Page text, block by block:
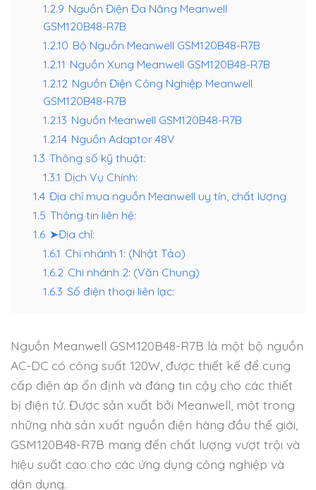
1.2.9 Nguồn Điện Đa Năng Meanwell
GSM120B48-R7B
1.2.10 Bộ Nguồn Meanwell GSM120B48-R7B
1.2.11 Nguồn Xung Meanwell GSM120B48-R7B
1.2.12 Nguồn Điện Công Nghiệp Meanwell
GSM120B48-R7B
1.2.13 Nguồn Meanwell GSM120B48-R7B
1.2.14 Nguồn Adaptor 48V
1.3 Thông số kỹ thuật:
1.3.1 Dịch Vụ Chính:
1.4 Địa chỉ mua nguồn Meanwell uy tín, chất lượng
1.5 Thông tin liên hệ:
1.6 ➤Địa chỉ:
1.6.1 Chi nhánh 1: (Nhật Tảo)
1.6.2 Chi nhánh 2: (Văn Chung)
1.6.3 Số điện thoại liên lạc:
Nguồn Meanwell GSM120B48-R7B là một bộ nguồn
AC-DC có công suất 120W, được thiết kế để cung
cấp điện áp ổn định và đáng tin cậy cho các thiết
bị điện tử. Được sản xuất bởi Meanwell, một trong
những nhà sản xuất nguồn điện hàng đầu thế giới,
GSM120B48-R7B mang đến chất lượng vượt trội và
hiệu suất cao cho các ứng dụng công nghiệp và
dân dụng.